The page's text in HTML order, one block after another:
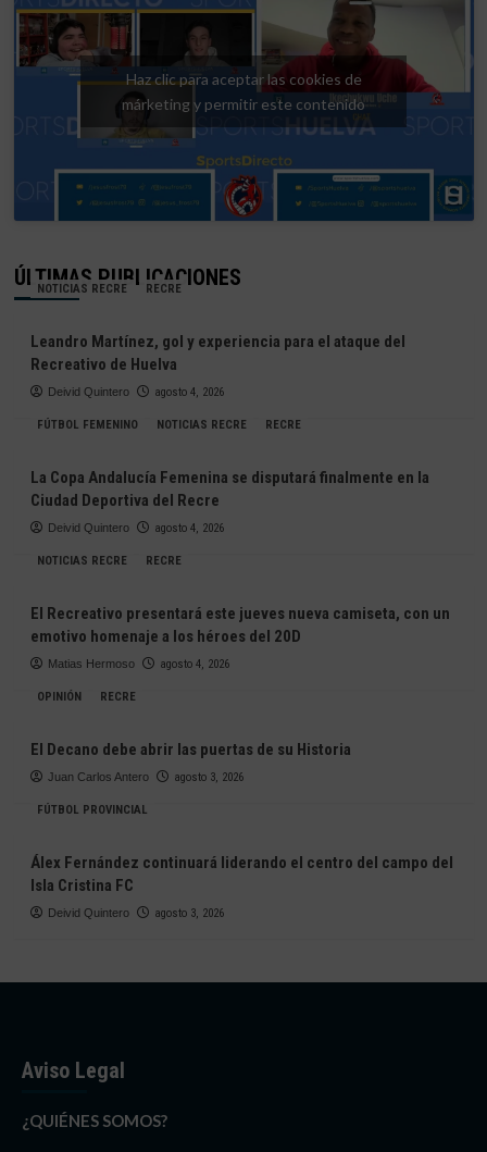
Haz clic para aceptar las cookies de
márketing y permitir este contenido
ÚLTIMAS PUBLICACIONES
NOTICIAS RECRE RECRE
Leandro Martínez, gol y experiencia para el ataque del
Recreativo de Huelva
Deivid Quintero agosto 4, 2026
FÚTBOL FEMENINO NOTICIAS RECRE RECRE
La Copa Andalucía Femenina se disputará finalmente en la
Ciudad Deportiva del Recre
Deivid Quintero agosto 4, 2026
NOTICIAS RECRE RECRE
El Recreativo presentará este jueves nueva camiseta, con un
emotivo homenaje a los héroes del 20D
Matias Hermoso agosto 4, 2026
OPINIÓN RECRE
El Decano debe abrir las puertas de su Historia
Juan Carlos Antero agosto 3, 2026
FÚTBOL PROVINCIAL
Álex Fernández continuará liderando el centro del campo del
Isla Cristina FC
Deivid Quintero agosto 3, 2026
Aviso Legal
¿QUIÉNES SOMOS?